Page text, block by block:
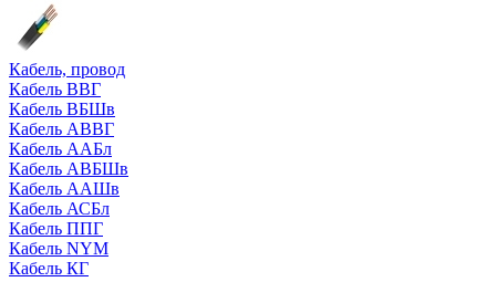
Кабель, провод
Кабель ВВГ
Кабель ВБШв
Кабель АВВГ
Кабель ААБл
Кабель АВБШв
Кабель ААШв
Кабель АСБл
Кабель ППГ
Кабель NYM
Кабель КГ